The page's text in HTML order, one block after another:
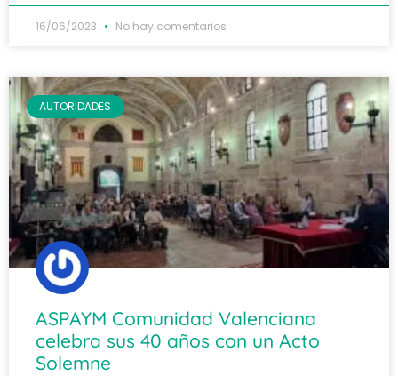
16/06/2023 No hay comentarios
AUTORIDADES
ASPAYM Comunidad Valenciana
celebra sus 40 años con un Acto
Solemne